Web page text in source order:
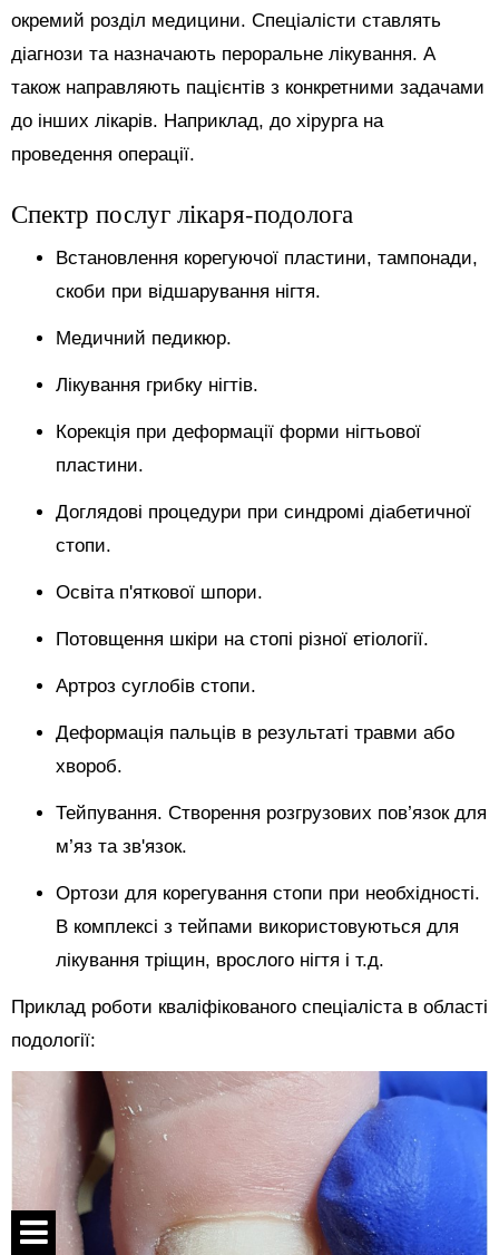
окремий розділ медицини. Спеціалісти ставлять
діагнози та назначають пероральне лікування. А
також направляють пацієнтів з конкретними задачами
до інших лікарів. Наприклад, до хірурга на
проведення операції.
Спектр послуг лікаря-подолога
Встановлення корегуючої пластини, тампонади,
скоби при відшарування нігтя.
Медичний педикюр.
Лікування грибку нігтів.
Корекція при деформації форми нігтьової
пластини.
Доглядові процедури при синдромі діабетичної
стопи.
Освіта п'яткової шпори.
Потовщення шкіри на стопі різної етіології.
Артроз суглобів стопи.
Деформація пальців в результаті травми або
хвороб.
Тейпування. Створення розгрузових пов’язок для
м’яз та зв'язок.
Ортози для корегування стопи при необхідності.
В комплексі з тейпами використовуються для
лікування тріщин, врослого нігтя і т.д.
Приклад роботи кваліфікованого спеціаліста в області
подології: